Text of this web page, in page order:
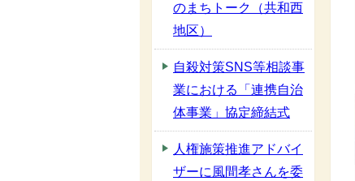
のまちトーク（共和西
地区）
自殺対策SNS等相談事
業における「連携自治
体事業」協定締結式
人権施策推進アドバイ
ザーに風間孝さんを委